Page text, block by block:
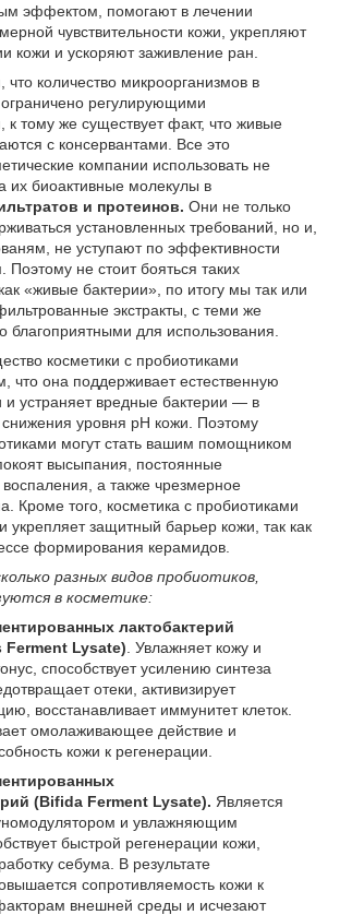
эффектом, помогают в лечении
чувствительности кожи, укрепляют
кожи и ускоряют заживление ран.
количество микроорганизмов в
ограничено регулирующими
к тому же существует факт, что живые
с консервантами. Все это
компании использовать не
их биоактивные молекулы в
и протеинов. Они не только
установленных требований, но и,
не уступают по эффективности
не стоит бояться таких
«живые бактерии», по итогу мы так или
экстракты, с теми же
благоприятными для использования.
косметики с пробиотиками
что она поддерживает естественную
устраняет вредные бактерии — в
уровня pH кожи. Поэтому
могут стать вашим помощником
высыпания, постоянные
а также чрезмерное
Кроме того, косметика с пробиотиками
укрепляет защитный барьер кожи, так как
формирования керамидов.
разных видов пробиотиков,
в косметике:
лактобактерий
Ferment Lysate) . Увлажняет кожу и
способствует усилению синтеза
отеки, активизирует
восстанавливает иммунитет клеток.
омолаживающее действие и
кожи к регенерации.
(Bifida Ferment Lysate). Является
и увлажняющим
быстрой регенерации кожи,
себума. В результате
сопротивляемость кожи к
внешней среды и исчезают